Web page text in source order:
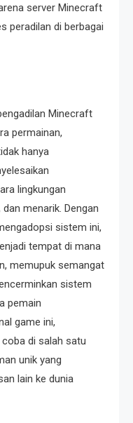
server Minecraft
peradilan di berbagai
Minecraft
permainan,
hanya
lingkungan
menarik. Dengan
sistem ini,
tempat di mana
memupuk semangat
sistem
pemain
game ini,
di salah satu
unik yang
lain ke dunia